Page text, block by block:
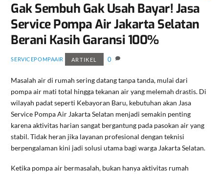
Gak Sembuh Gak Usah Bayar! Jasa
Service Pompa Air Jakarta Selatan
Berani Kasih Garansi 100%
SERVICEPOMPAAIR ARTIKEL 0
Masalah air di rumah sering datang tanpa tanda, mulai dari
pompa air mati total hingga tekanan air yang melemah drastis. Di
wilayah padat seperti Kebayoran Baru, kebutuhan akan Jasa
Service Pompa Air Jakarta Selatan menjadi semakin penting
karena aktivitas harian sangat bergantung pada pasokan air yang
stabil. Tidak heran jika layanan profesional dengan teknisi
berpengalaman kini jadi solusi utama bagi warga Jakarta Selatan.
Ketika pompa air bermasalah, bukan hanya aktivitas rumah